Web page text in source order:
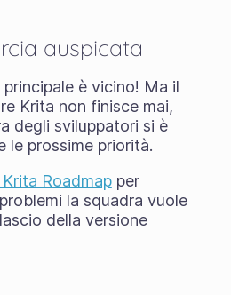
auspicata
è vicino! Ma il
Krita non finisce mai,
degli sviluppatori si è
le prossime priorità.
Roadmapper
la squadra vuole
della versione